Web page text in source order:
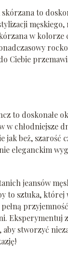
to
męskiego,
w kolorze
Ciebie
to doskonałe
w chłodniejsze
jak beż, szarość
eleganckim
jeansów
to sztuka, której
Eksperymentuj
stworzyć